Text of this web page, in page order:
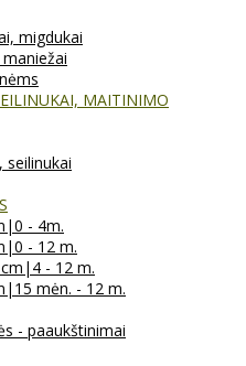
migdukai
MAITINIMO
seilinukai
- 4m.
- 12 m.
- 12 m.
mėn. - 12 m.
- paaukštinimai